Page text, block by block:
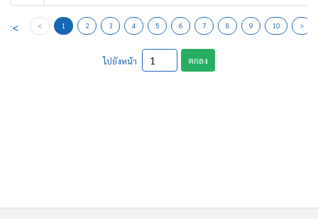
<< < 1 2 3 4 5 6 7 8 9 10 >
ไปยังหน้า ตกลง